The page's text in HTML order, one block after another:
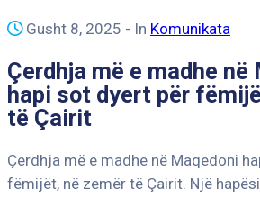
Gusht 8, 2025 - In Komunikata
Çerdhja më e madhe në
hapi sot dyert për
të Çairit
Çerdhja më e madhe në Maqedoni
fëmijët, në zemër të Çairit. Një